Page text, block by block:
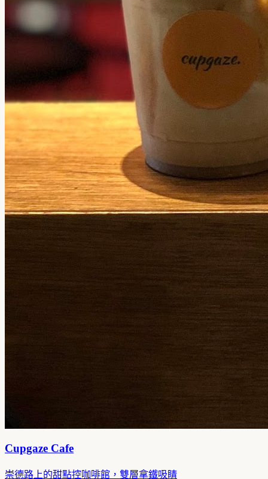
Cupgaze Cafe
崇德路上的甜點控咖啡館，雙層拿鐵吸睛